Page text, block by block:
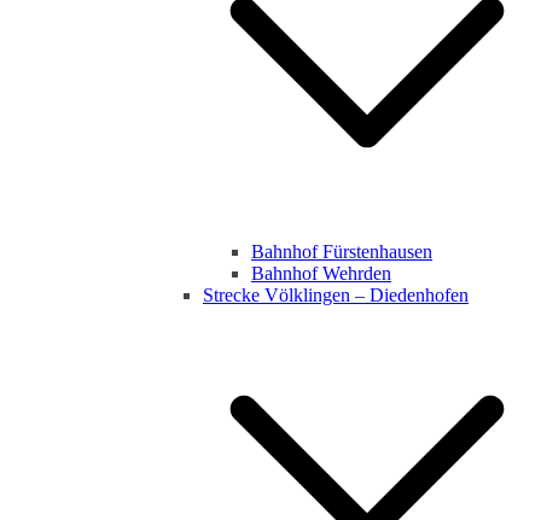
Bahnhof Fürstenhausen
Bahnhof Wehrden
Strecke Völklingen – Diedenhofen